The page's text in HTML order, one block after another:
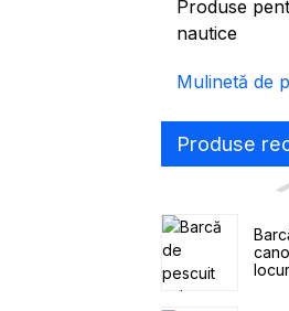
Produse
nautice
Mulinetă de
Produse